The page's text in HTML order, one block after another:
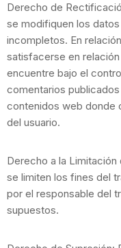
Derecho de
se modifiquen los
incompletos. En
satisfacerse en
encuentre bajo el
comentarios
contenidos web donde
del usuario.
Derecho a la
se limiten los fines del
por el responsable del
supuestos.